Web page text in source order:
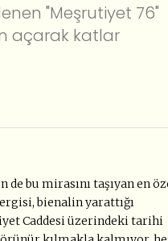
"Meşrutiyet 76"
açarak katlar
bu mirasını taşıyan en
bienalin yarattığı
Caddesi üzerindeki tarihi